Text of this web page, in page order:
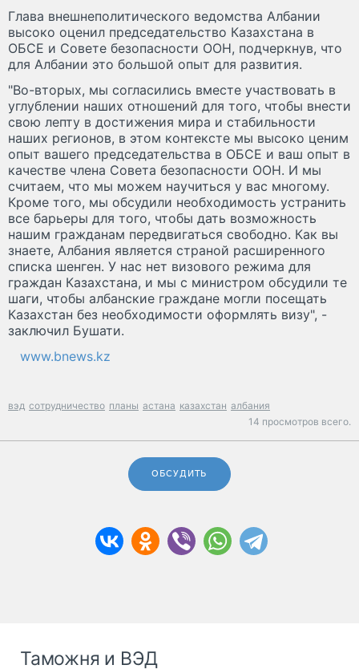
Глава внешнеполитического ведомства Албании
высоко оценил председательство Казахстана в
ОБСЕ и Совете безопасности ООН, подчеркнув, что
для Албании это большой опыт для развития.
"Во-вторых, мы согласились вместе участвовать в
углублении наших отношений для того, чтобы внести
свою лепту в достижения мира и стабильности
наших регионов, в этом контексте мы высоко ценим
опыт вашего председательства в ОБСЕ и ваш опыт в
качестве члена Совета безопасности ООН. И мы
считаем, что мы можем научиться у вас многому.
Кроме того, мы обсудили необходимость устранить
все барьеры для того, чтобы дать возможность
нашим гражданам передвигаться свободно. Как вы
знаете, Албания является страной расширенного
списка шенген. У нас нет визового режима для
граждан Казахстана, и мы с министром обсудили те
шаги, чтобы албанские граждане могли посещать
Казахстан без необходимости оформлять визу", -
заключил Бушати.
www.bnews.kz
вэд сотрудничество планы астана казахстан албания
14 просмотров всего.
ОБСУДИТЬ
Таможня и ВЭД